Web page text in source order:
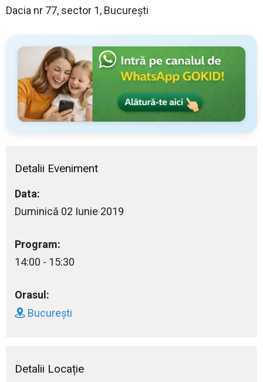
Dacia nr 77, sector 1, Bucureşti
Detalii Eveniment
Data:
Duminică 02 Iunie 2019
Program:
14:00 - 15:30
Orasul:
București
Detalii Locație